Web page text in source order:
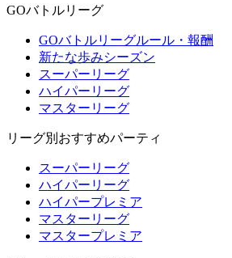
GOバトルリーグ
GOバトルリーグルール・報酬
新たな歩みシーズン
スーパーリーグ
ハイパーリーグ
マスターリーグ
リーグ別おすすめパーティ
スーパーリーグ
ハイパーリーグ
ハイパープレミア
マスターリーグ
マスタープレミア